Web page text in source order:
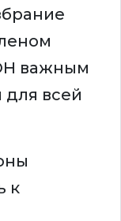
важным
всей
к